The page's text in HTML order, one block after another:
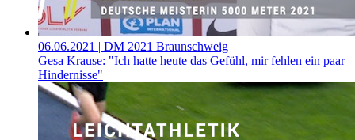
06.06.2021 | DM 2021 Braunschweig
Gesa Krause: "Ich hatte heute das Gefühl, mir fehlen ein paar
Hindernisse"